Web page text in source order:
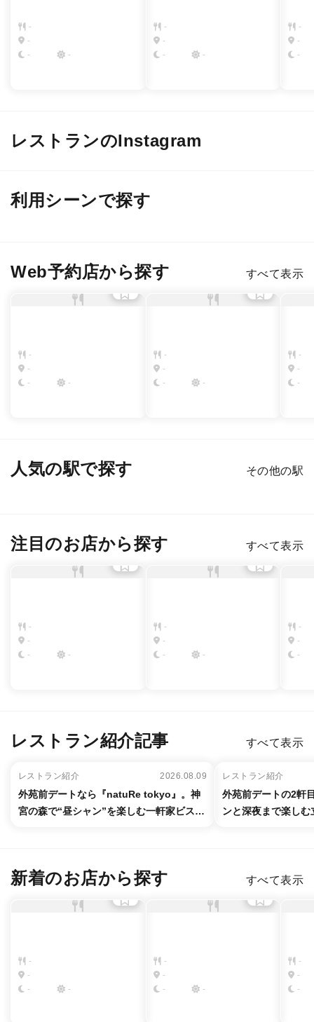
-
-
-
-
-
-
-
-
-
-
-
レストランのInstagram
@ mill_ceppi @ bar36thirtysix
利用シーンで探す
Web予約店から探す すべて表示
-
-
-
-
-
-
-
-
-
-
-
人気の駅で探す その他の駅
注目のお店から探す すべて表示
-
-
-
-
-
-
-
-
-
-
-
レストラン紹介記事 すべて表示
レストラン紹介 2026.08.09
外苑前デートなら『natuRe tokyo』。神
宮の森で“昼シャン”を楽しむ一軒家ビスト
レストラン紹介
外苑前デートの2軒
ンと深夜まで楽し
新着のお店から探す すべて表示
-
-
-
-
-
-
-
-
-
-
-